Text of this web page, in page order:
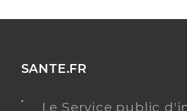
SANTE.FR
Le Service public